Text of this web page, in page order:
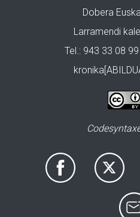
Dobera
Larramendi
Tel.: 943 33 08 99